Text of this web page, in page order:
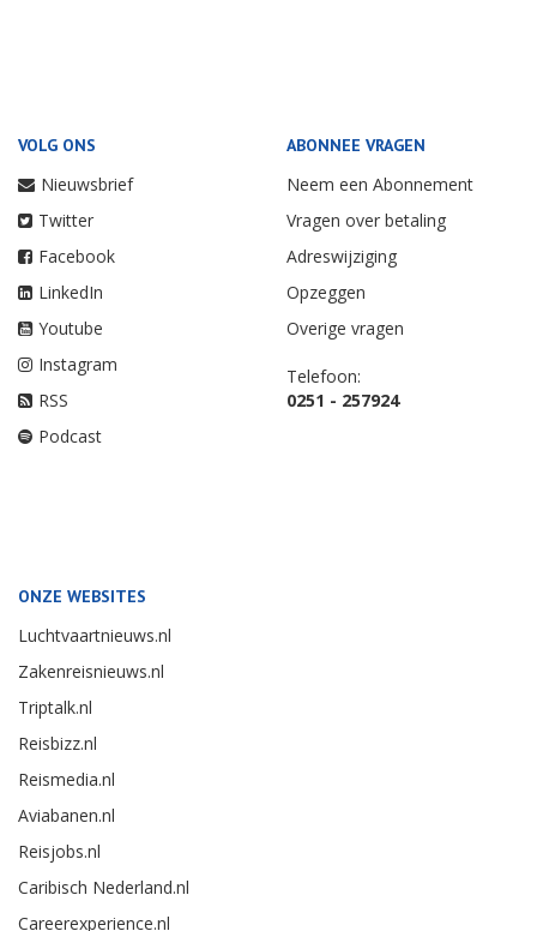
VOLG ONS
Nieuwsbrief
Twitter
Facebook
LinkedIn
Youtube
Instagram
RSS
Podcast
ABONNEE VRAGEN
Neem een Abonnement
Vragen over betaling
Adreswijziging
Opzeggen
Overige vragen
Telefoon:
0251 - 257924
ONZE WEBSITES
Luchtvaartnieuws.nl
Zakenreisnieuws.nl
Triptalk.nl
Reisbizz.nl
Reismedia.nl
Aviabanen.nl
Reisjobs.nl
Caribisch Nederland.nl
Careerexperience.nl